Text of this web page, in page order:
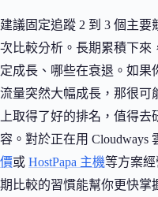
建議固定追蹤 2 到 3 個主
次比較分析。長期累積下來
定成長、哪些在衰退。如果
流量突然大幅成長，那很可
上取得了好的排名，值得
容。對於正在用 Cloudways
價或 HostPapa 主機等方案
期比較的習慣能幫你更快掌